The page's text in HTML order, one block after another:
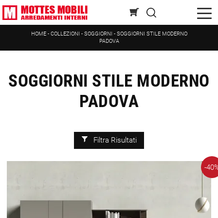
HOME- COLLEZIONI - SOGGIORNI - SOGGIORNI STILE MODERNO
PADOVA
SOGGIORNI STILE MODERNO
PADOVA
Filtra Risultati
-